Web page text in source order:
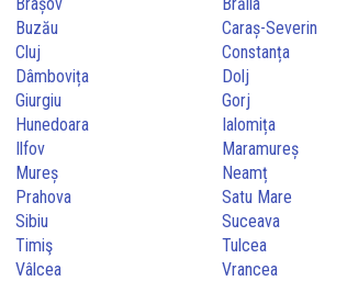
Buzău
Caraș-Severin
Cluj
Constanța
Dâmbovița
Dolj
Giurgiu
Gorj
Hunedoara
Ialomița
Ilfov
Maramureș
Mureș
Neamț
Prahova
Satu Mare
Sibiu
Suceava
Timiş
Tulcea
Vâlcea Vrancea